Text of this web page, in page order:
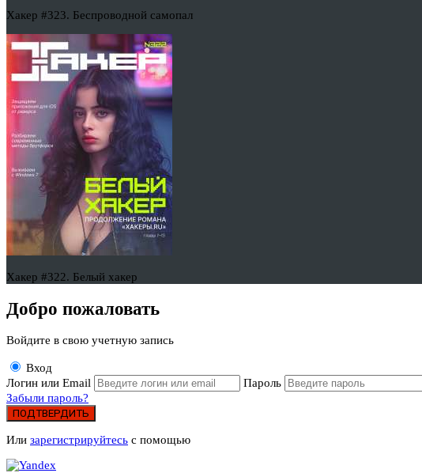
Хакер #323. Беспроводной самопал
Хакер #322. Белый хакер
Добро пожаловать
Войдите в свою учетную запись
Вход
Логин или Email
Пароль
Забыли пароль?
ПОДТВЕРДИТЬ
Или зарегистрируйтесь с помощью